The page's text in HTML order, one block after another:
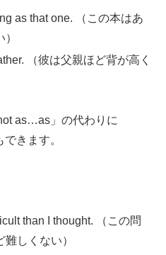
as that one. （この本はあ
（彼は父親ほど背が高く
as…as」の代わりに
きます。
than I thought. （この問
しくない）